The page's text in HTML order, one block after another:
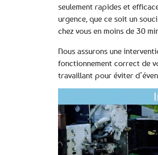
seulement rapides et
urgence, que ce soit un
chez vous en moins de 30
Nous assurons une
fonctionnement correct de
travaillant pour éviter